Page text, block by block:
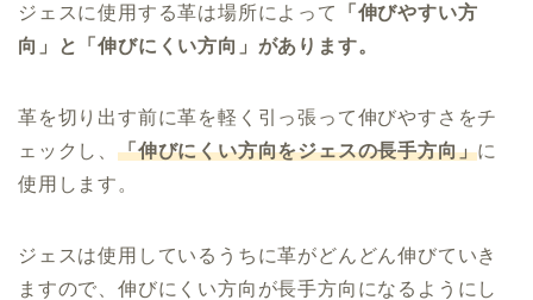
ジェスに使用する革は場所によって
「伸びやすい方
向」と「伸びにくい方向」があります。
革を切り出す前に革を軽く引っ張って伸びやすさをチ
ェックし、 「伸びにくい方向をジェスの長手方向」に
使用します。
ジェスは使用しているうちに革がどんどん伸びていき
ますので、伸びにくい方向が長手方向になるようにし